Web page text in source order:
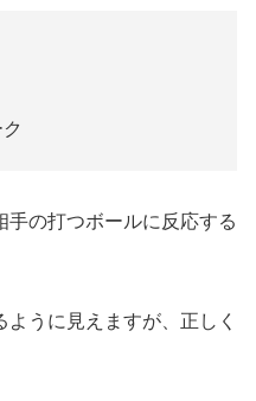
手の打つボールに反応する
うに見えますが、正しく